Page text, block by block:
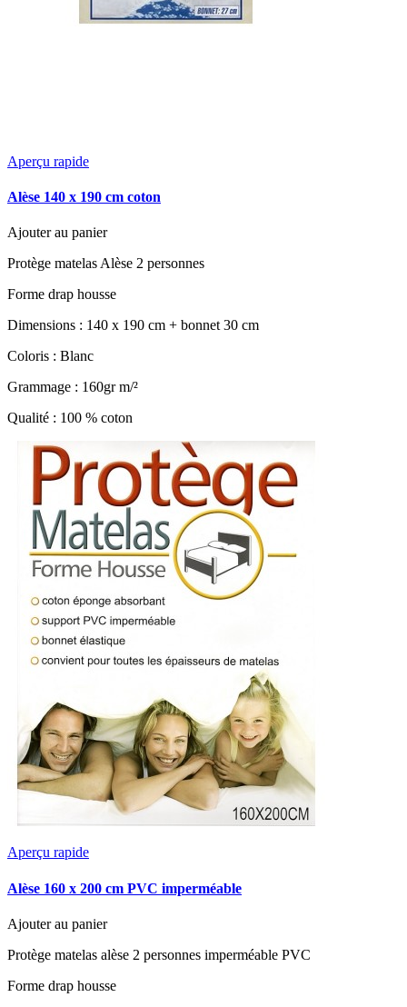
Aperçu rapide
Alèse 140 x 190 cm coton
Ajouter au panier
Protège matelas Alèse 2 personnes
Forme drap housse
Dimensions : 140 x 190 cm + bonnet 30 cm
Coloris : Blanc
Grammage : 160gr m/²
Qualité : 100 % coton
Aperçu rapide
Alèse 160 x 200 cm PVC imperméable
Ajouter au panier
Protège matelas alèse 2 personnes imperméable PVC
Forme drap housse